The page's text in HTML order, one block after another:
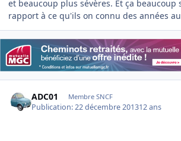
et beaucoup plus sévères. Et ça
rapport à ce qu'ils on connu des années
ADC01 Membre SNCF
Publication:22 décembre 201312 ans